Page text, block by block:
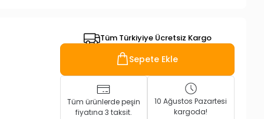
Tüm Türkiyiye Ücretsiz Kargo
Sepete Ekle
Tüm ürünlerde peşin
fiyatına 3 taksit.
10 Ağustos Pazartesi
kargoda!